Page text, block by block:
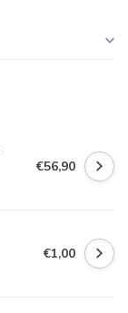
€56,90
€1,00